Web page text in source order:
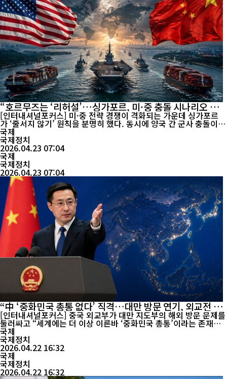
“호르무즈는 ‘리허설’…싱가포르, 미·중 충돌 시나리오 경
고”
[인터내셔널포커스] 미·중 전략 경쟁이 격화되는 가운데 싱가포르
가 ‘줄서지 않기’ 원칙을 분명히 했다. 동시에 양국 간 군사 충돌이
현실화될 경우 현재 중동 위기보다 훨씬 큰 충격이 올 수 있다는 경
고도 내놨다. CNBC에 따르면, 싱가포르 외교장관 비비안 발라크리
슈난은 22일(현지시간) CNBC 행사에서 “싱가포르는 중국과 미국
사이에서 어느 한쪽도 선택하지 않을 것”이라며 “모든 결정...
국제
국제정치
2026.04.23 07:04
국제
국제정치
2026.04.23 07:04
“中 ‘중화민국 총통 없다’ 직격…대만 방문 연기, 외교전 격
화”
[인터내셔널포커스] 중국 외교부가 대만 지도부의 해외 방문 문제를
둘러싸고 “세계에는 더 이상 이른바 ‘중화민국 총통’이라는 존재가
없다”고 밝히며 ‘하나의 중국’ 원칙을 재차 강조했다. 중국 외교부
대변인은 22일 정례 브리핑에서 대만 당국이 라이칭더 지도자의 아
프리카 에스와티니 방문을 ‘일시 연기’했다고 밝힌 것과 관련해 입장
국제
국제정치
2026.04.22 16:32
국제
국제정치
2026.04.22 16:32